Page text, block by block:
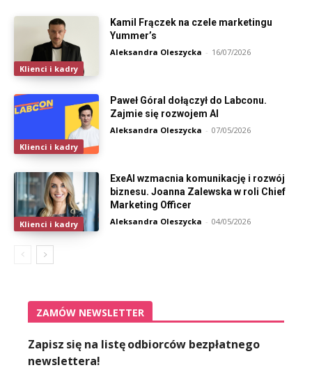
Klienci i kadry
Kamil Frączek na czele marketingu
Yummer’s
Aleksandra Oleszycka - 16/07/2026
Klienci i kadry
Paweł Góral dołączył do Labconu.
Zajmie się rozwojem AI
Aleksandra Oleszycka - 07/05/2026
Klienci i kadry
ExeAI wzmacnia komunikację i rozwój
biznesu. Joanna Zalewska w roli Chief
Marketing Officer
Aleksandra Oleszycka - 04/05/2026
ZAMÓW NEWSLETTER
Zapisz się na listę odbiorców bezpłatnego
newslettera!